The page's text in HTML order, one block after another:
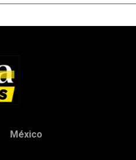
México